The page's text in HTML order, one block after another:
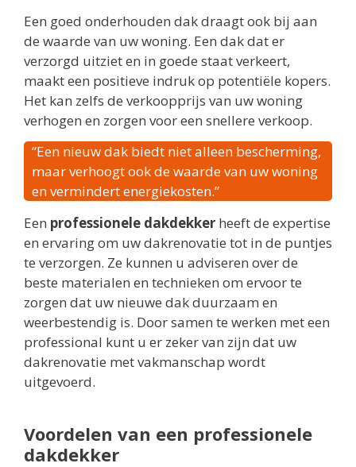
Een goed onderhouden dak draagt ook bij aan
de waarde van uw woning. Een dak dat er
verzorgd uitziet en in goede staat verkeert,
maakt een positieve indruk op potentiële kopers.
Het kan zelfs de verkoopprijs van uw woning
verhogen en zorgen voor een snellere verkoop.
“Een nieuw dak biedt niet alleen bescherming,
maar verhoogt ook de waarde van uw woning
en vermindert energiekosten.”
Een professionele dakdekker heeft de expertise
en ervaring om uw dakrenovatie tot in de puntjes
te verzorgen. Ze kunnen u adviseren over de
beste materialen en technieken om ervoor te
zorgen dat uw nieuwe dak duurzaam en
weerbestendig is. Door samen te werken met een
professional kunt u er zeker van zijn dat uw
dakrenovatie met vakmanschap wordt
uitgevoerd.
Voordelen van een professionele
dakdekker